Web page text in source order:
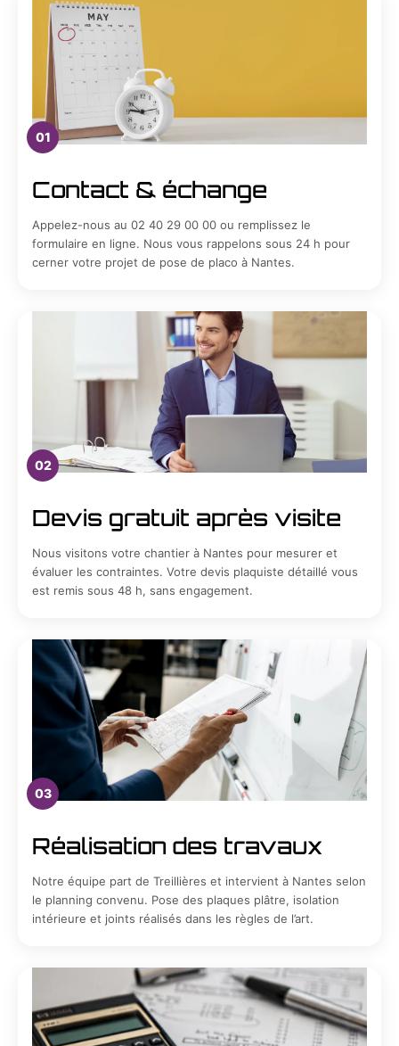
01
Contact & échange
Appelez-nous au 02 40 29 00 00 ou remplissez le
formulaire en ligne. Nous vous rappelons sous 24 h pour
cerner votre projet de pose de placo à Nantes.
02
Devis gratuit après visite
Nous visitons votre chantier à Nantes pour mesurer et
évaluer les contraintes. Votre devis plaquiste détaillé vous
est remis sous 48 h, sans engagement.
03
Réalisation des travaux
Notre équipe part de Treillières et intervient à Nantes selon
le planning convenu. Pose des plaques plâtre, isolation
intérieure et joints réalisés dans les règles de l’art.